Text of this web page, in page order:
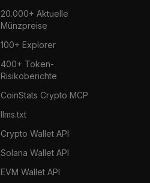
20.000+ Aktuelle
Münzpreise
100+ Explorer
400+ Token-
Risikoberichte
CoinStats Crypto MCP
llms.txt
Crypto Wallet API
Solana Wallet API
EVM Wallet API